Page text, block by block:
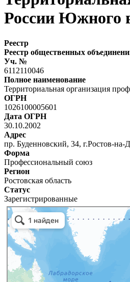
России Южного
Реестр
Реестр общественных
Уч. №
6112110046
Полное наименование
Территориальная организация
ОГРН
1026100005601
Дата ОГРН
30.10.2002
Адрес
пр. Буденновский, 34, г.Ростов-на-
Форма
Профессиональный союз
Регион
Ростовская область
Статус
Зарегистрированные